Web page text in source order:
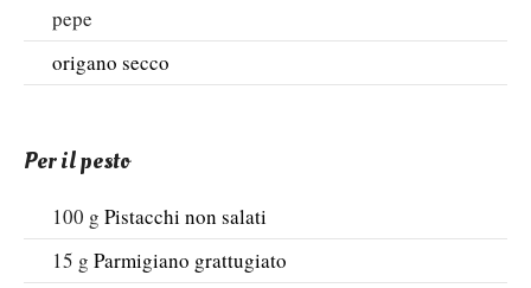
pepe
origano secco
Per il pesto
100 g Pistacchi non salati
15 g Parmigiano grattugiato